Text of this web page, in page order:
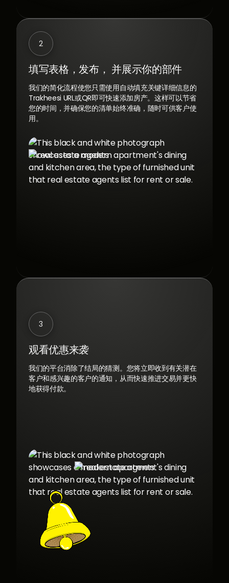
2
填写表格，发布， 并展示你的部件
我们的简化流程使您只需使用自动填充关键详细信息的
Trakheesi URL或QR即可快速添加房产。这样可以节省
您的时间，并确保您的清单始终准确，随时可供客户使
用。
3
观看优惠来袭
我们的平台消除了结局的猜测。您将立即收到有关潜在
客户和感兴趣的客户的通知，从而快速推进交易并更快
地获得付款。